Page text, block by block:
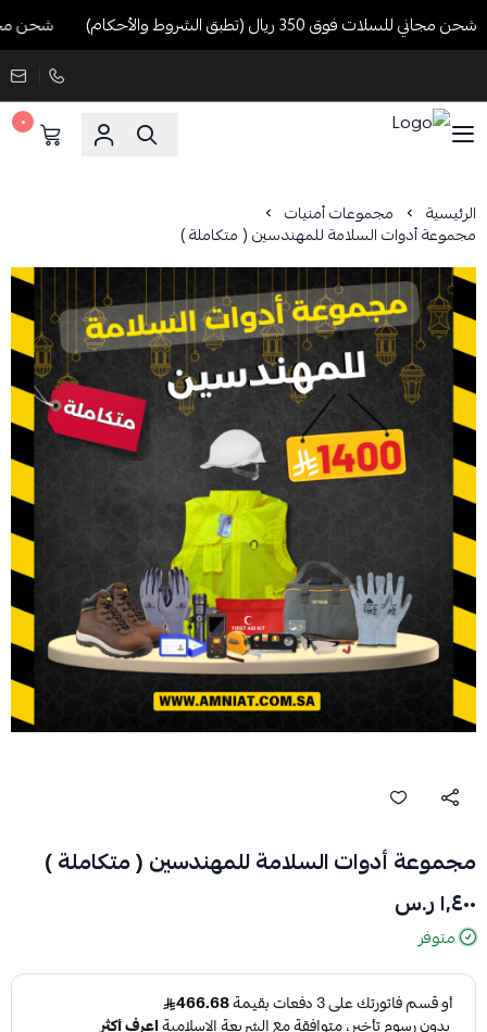
مجاني للسلات فوق 350 ريال (تطبق الشروط والأحكام) شحن مجاني
٠
الرئيسية مجموعات أمنيات
مجموعة أدوات السلامة للمهندسين ( متكاملة )
مجموعة أدوات السلامة للمهندسين ( متكاملة )
١٬٤٠٠ ر.س
متوفر